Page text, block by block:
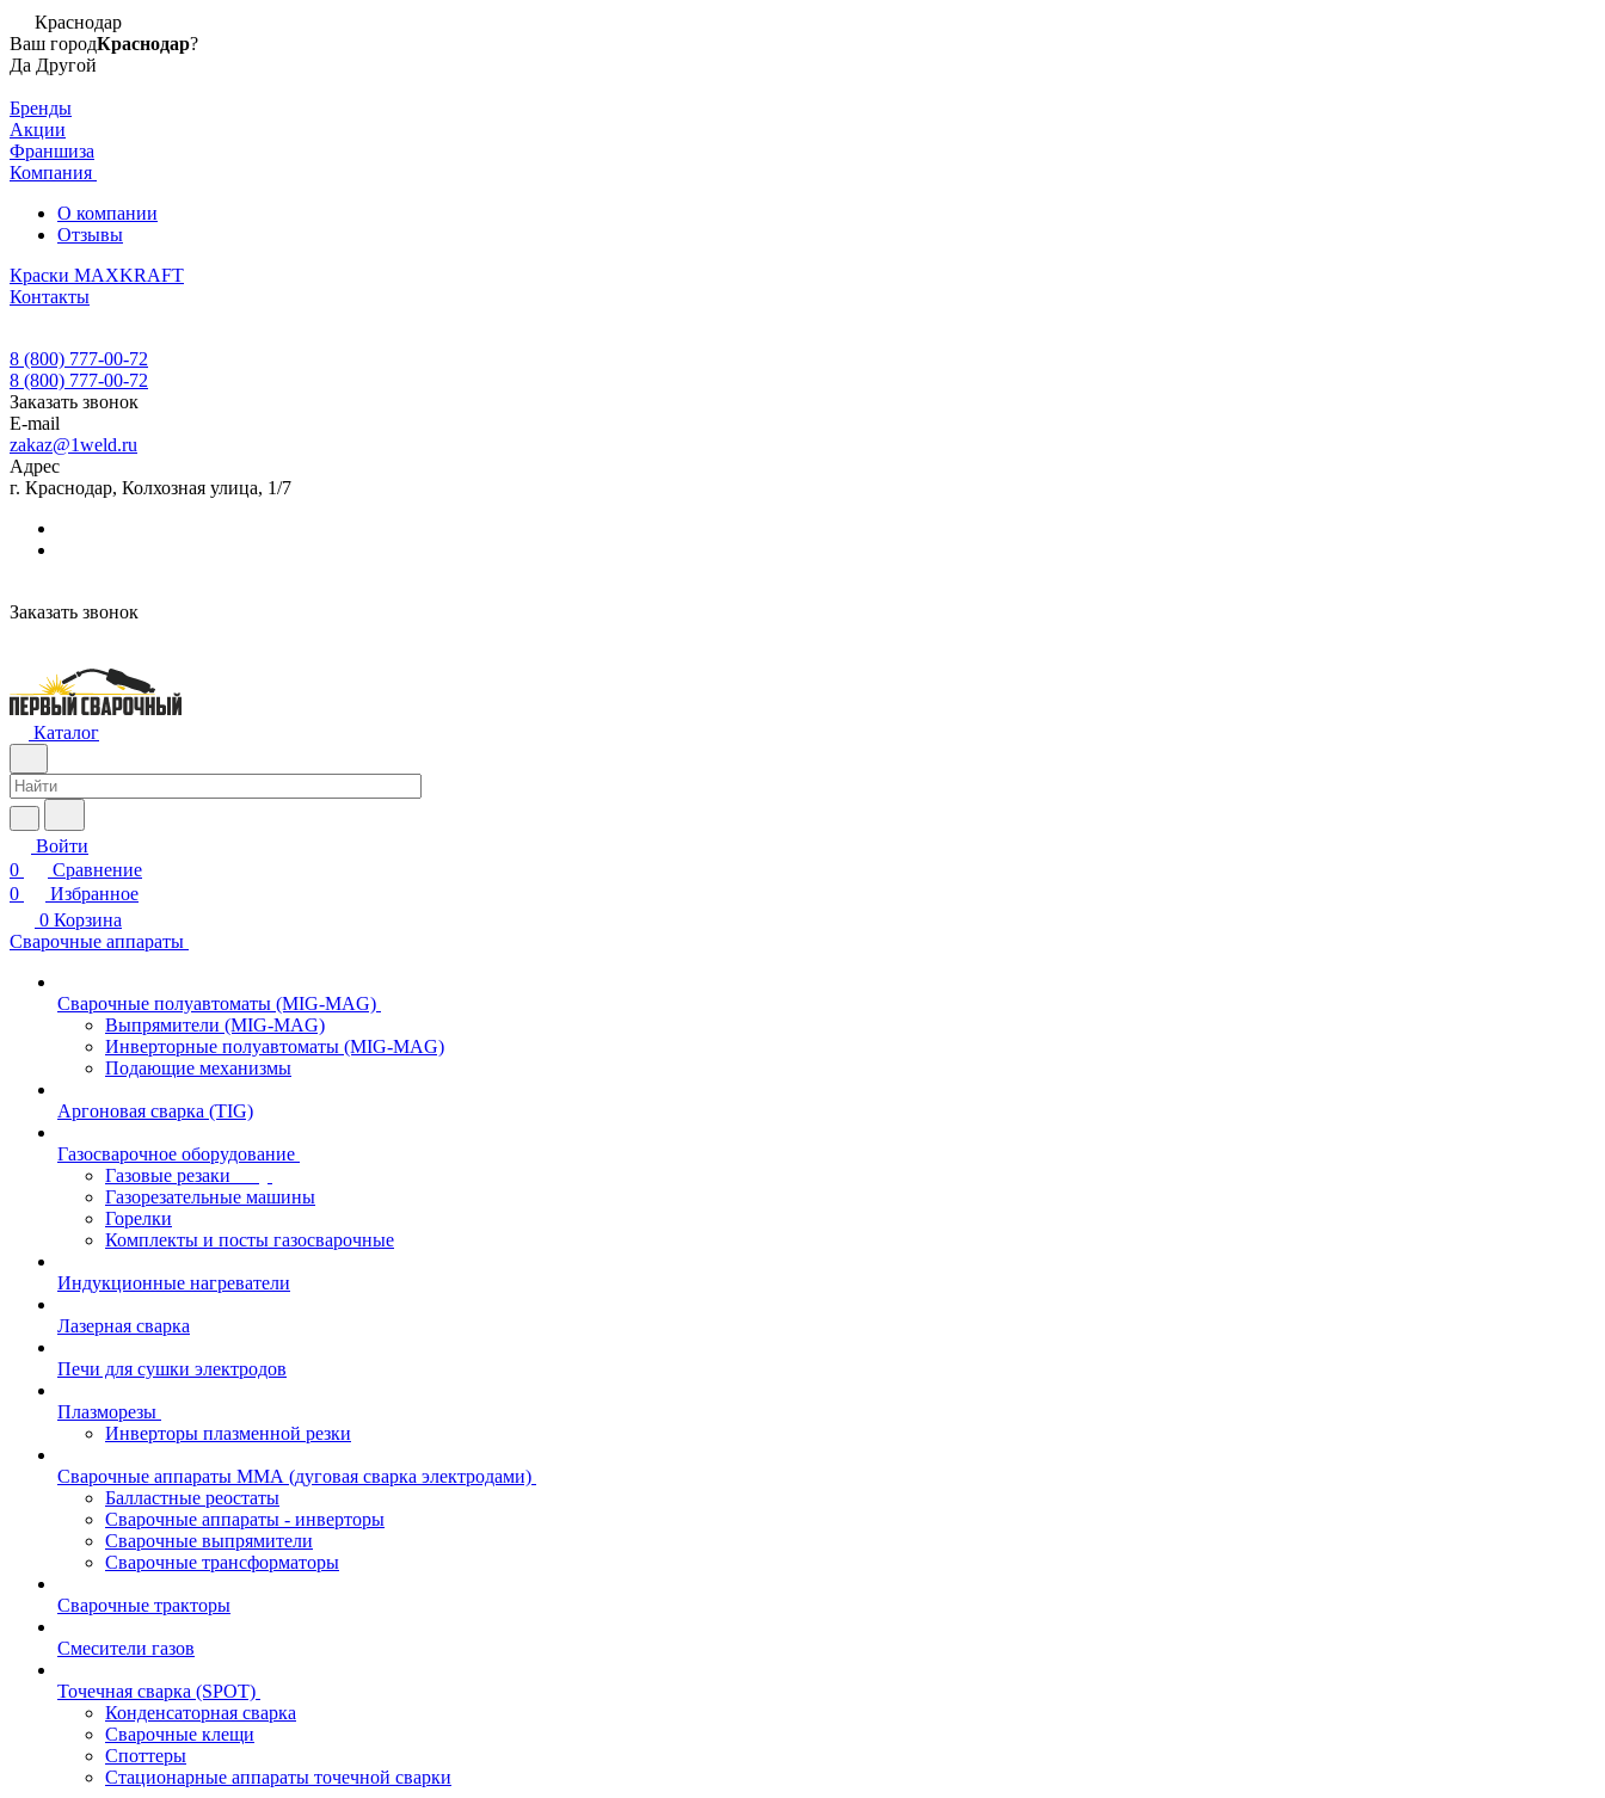
Краснодар
Ваш городКраснодар?
Да Другой
Бренды
Акции
Франшиза
Компания
О компании
Отзывы
Краски MAXKRAFT
Контакты
8 (800) 777-00-72
8 (800) 777-00-72
Заказать звонок
E-mail
zakaz@1weld.ru
Адрес
г. Краснодар, Колхозная улица, 1/7
Заказать звонок
Каталог
Войти
0
Сравнение
0
Избранное
0 Корзина
Сварочные аппараты
Сварочные полуавтоматы (MIG-MAG)
Выпрямители (MIG-MAG)
Инверторные полуавтоматы (MIG-MAG)
Подающие механизмы
Аргоновая сварка (TIG)
Газосварочное оборудование
Газовые резаки
Газорезательные машины
Горелки
Комплекты и посты газосварочные
Индукционные нагреватели
Лазерная сварка
Печи для сушки электродов
Плазморезы
Инверторы плазменной резки
Сварочные аппараты ММА (дуговая сварка электродами)
Балластные реостаты
Сварочные аппараты - инверторы
Сварочные выпрямители
Сварочные трансформаторы
Сварочные тракторы
Смесители газов
Точечная сварка (SPOT)
Конденсаторная сварка
Сварочные клещи
Споттеры
Стационарные аппараты точечной сварки